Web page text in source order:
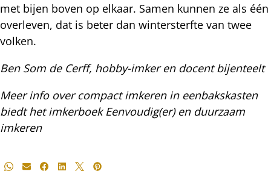
met bijen boven op elkaar. Samen kunnen ze als één
overleven, dat is beter dan wintersterfte van twee
volken.
Ben Som de Cerff, hobby-imker en docent bijenteelt
Meer info over compact imkeren in eenbakskasten
biedt het imkerboek Eenvoudig(er) en duurzaam
imkeren
DeelWhatsapp
E-mailFacebook
LinkedIn
X Pinterest